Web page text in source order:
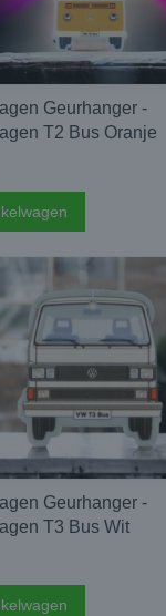
Geurhanger -
T2 Bus Oranje
Geurhanger -
T3 Bus Wit